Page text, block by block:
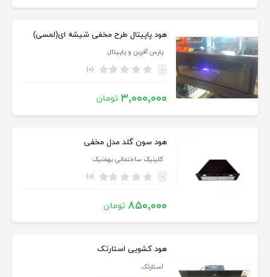
هود پاپیتال طرح مخفی شیشه ای(لمسی)
پارس آفرین و پاپیتال
- (۰)
۳,۰۰۰,۰۰۰ تومان
هود سون گلد مدل مخفی
کلینیک ساختمانی بهمنیک
- (۰)
۸۵۰,۰۰۰ تومان
هود کشویی استارتک
استارتک